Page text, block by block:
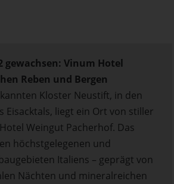
gewachsen: Vinum Hotel
Reben und Bergen
Kloster Neustift, in den
Eisacktals, liegt ein Ort von stiller
Weingut Pacherhof. Das
höchstgelegenen und
Italiens – geprägt von
Nächten und mineralreichen